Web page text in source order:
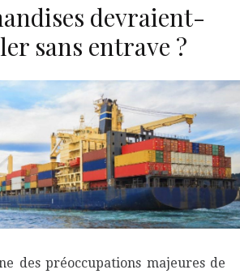
devraient-
sans entrave ?
des préoccupations majeures de